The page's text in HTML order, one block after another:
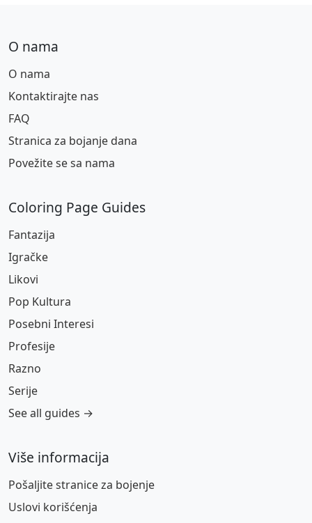
O nama
O nama
Kontaktirajte nas
FAQ
Stranica za bojanje dana
Povežite se sa nama
Coloring Page Guides
Fantazija
Igračke
Likovi
Pop Kultura
Posebni Interesi
Profesije
Razno
Serije
See all guides →
Više informacija
Pošaljite stranice za bojenje
Uslovi korišćenja